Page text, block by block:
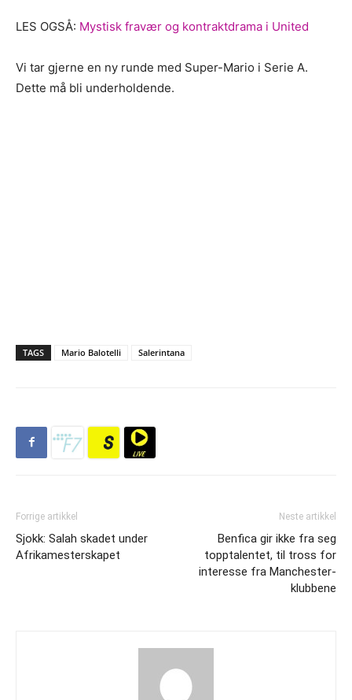
LES OGSÅ: Mystisk fravær og kontraktdrama i United
Vi tar gjerne en ny runde med Super-Mario i Serie A.
Dette må bli underholdende.
TAGS Mario Balotelli Salerintana
Forrige artikkel
Sjokk: Salah skadet under
Afrikamesterskapet
Neste artikkel
Benfica gir ikke fra seg
topptalentet, til tross for
interesse fra Manchester-
klubbene